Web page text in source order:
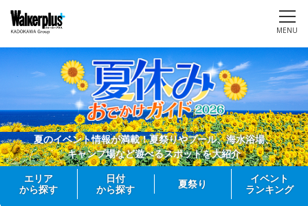
MENU
夏のイベント情報が満載！夏祭りやプール、海水浴場、
キャンプ場など遊べるスポットを大紹介
エリア
から探す
日付
から探す
夏祭り
イベント
ランキング